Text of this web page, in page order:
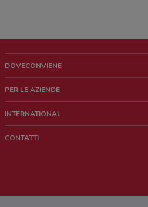
DOVECONVIENE
Chi siamo
Lavora con noi
PER LE AZIENDE
Richieste commerciali e marketing
INTERNATIONAL
CONTATTI
Hai un malfunzionamento sul web o